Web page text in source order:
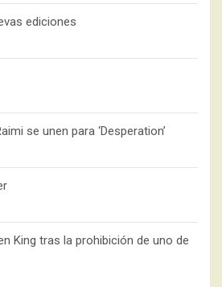
ediciones
se unen para ‘Desperation’
King tras la prohibición de uno de